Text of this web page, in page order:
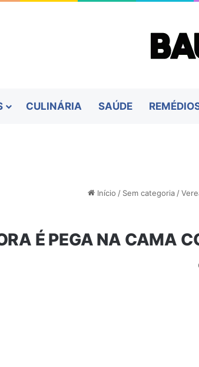
CULINÁRIA SAÚDE
Início / Sem categoria /
É PEGA NA CAMA